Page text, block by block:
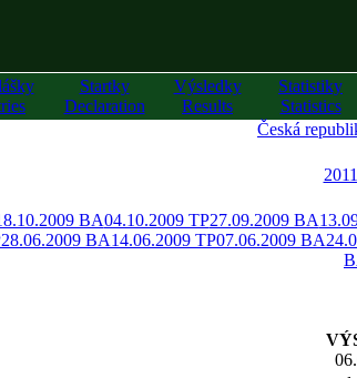
Startky
Declaration
Výsledky
Results
Statistiky
Statistics
Česká
2011
BA04.10.2009 TP27.09.2009 BA
28.06.2009 BA14.06.2009 TP07.06.2009 BA